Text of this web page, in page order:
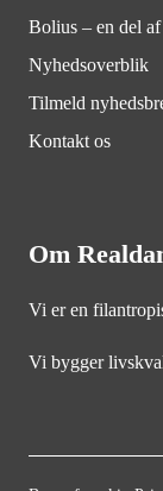
Bolius – en del
Nyhedsoverblik
Tilmeld
Kontakt os
Om
Vi er en
Vi bygger